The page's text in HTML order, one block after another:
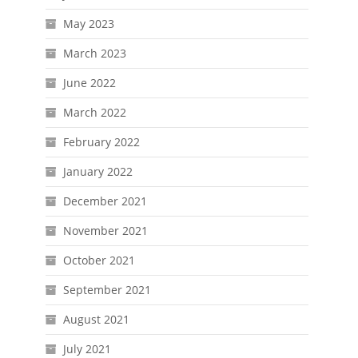
May 2023
March 2023
June 2022
March 2022
February 2022
January 2022
December 2021
November 2021
October 2021
September 2021
August 2021
July 2021